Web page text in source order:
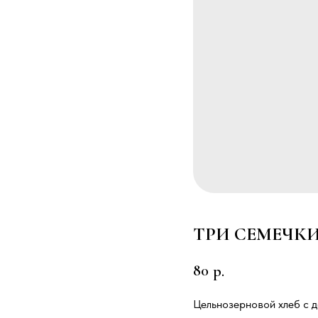
ТРИ
80 р.
Цельнозерновой хлеб с